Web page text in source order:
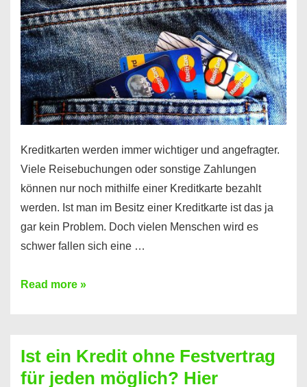
Kreditkarten werden immer wichtiger und angefragter.
Viele Reisebuchungen oder sonstige Zahlungen
können nur noch mithilfe einer Kreditkarte bezahlt
werden. Ist man im Besitz einer Kreditkarte ist das ja
gar kein Problem. Doch vielen Menschen wird es
schwer fallen sich eine …
Kreditkarte
Prepaid
ist
Read more »
Ist ein Kredit ohne Festvertrag
für jeden möglich? Hier